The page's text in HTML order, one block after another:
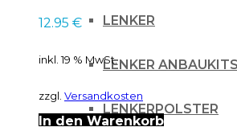
LENKER
LENKER ANBAUKITS
LENKERPOLSTER
99-02
12.95 €
inkl. 19 % MwSt.
zzgl. Versandkosten
In den Warenkorb